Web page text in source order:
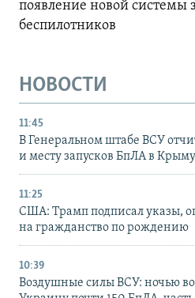
появление новой системы
беспилотников
НОВОСТИ
11:45
В Генеральном штабе ВСУ
и месту запусков БпЛА в Крыму
11:25
США: Трамп подписал указы,
на гражданство по рождению
10:39
Воздушные силы ВСУ: ночью